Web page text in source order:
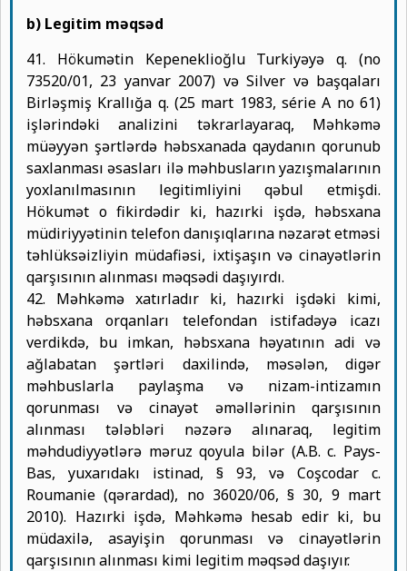
b) Legitim məqsəd
41. Hökumətin Kepeneklioğlu Turkiyəyə q. (no
73520/01, 23 yanvar 2007) və Silver və başqaları
Birləşmiş Krallığa q. (25 mart 1983, série A no 61)
işlərindəki analizini təkrarlayaraq, Məhkəmə
müəyyən şərtlərdə həbsxanada qaydanın qorunub
saxlanması əsasları ilə məhbusların yazışmalarının
yoxlanılmasının legitimliyini qəbul etmişdi.
Hökumət o fikirdədir ki, hazırki işdə, həbsxana
müdiriyyətinin telefon danışıqlarına nəzarət etməsi
təhlüksəizliyin müdafiəsi, ixtişaşın və cinayətlərin
qarşısının alınması məqsədi daşıyırdı.
42. Məhkəmə xatırladır ki, hazırki işdəki kimi,
həbsxana orqanları telefondan istifadəyə icazı
verdikdə, bu imkan, həbsxana həyatının adi və
ağlabatan şərtləri daxilində, məsələn, digər
məhbuslarla paylaşma və nizam-intizamın
qorunması və cinayət əməllərinin qarşısının
alınması tələbləri nəzərə alınaraq, legitim
məhdudiyyətlərə məruz qoyula bilər (A.B. c. Pays-
Bas, yuxarıdakı istinad, § 93, və Coşcodar c.
Roumanie (qərardad), no 36020/06, § 30, 9 mart
2010). Hazırki işdə, Məhkəmə hesab edir ki, bu
müdaxilə, asayişin qorunması və cinayətlərin
qarşısının alınması kimi legitim məqsəd daşıyır.